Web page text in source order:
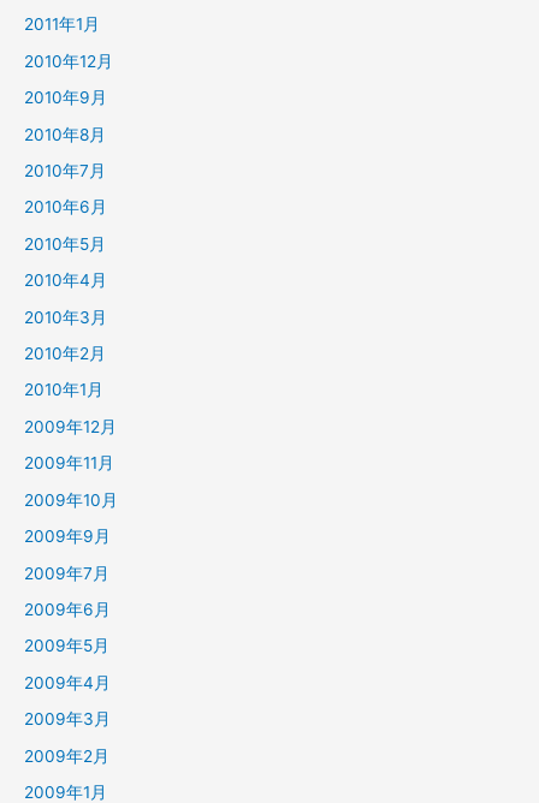
2011年1月
2010年12月
2010年9月
2010年8月
2010年7月
2010年6月
2010年5月
2010年4月
2010年3月
2010年2月
2010年1月
2009年12月
2009年11月
2009年10月
2009年9月
2009年7月
2009年6月
2009年5月
2009年4月
2009年3月
2009年2月
2009年1月